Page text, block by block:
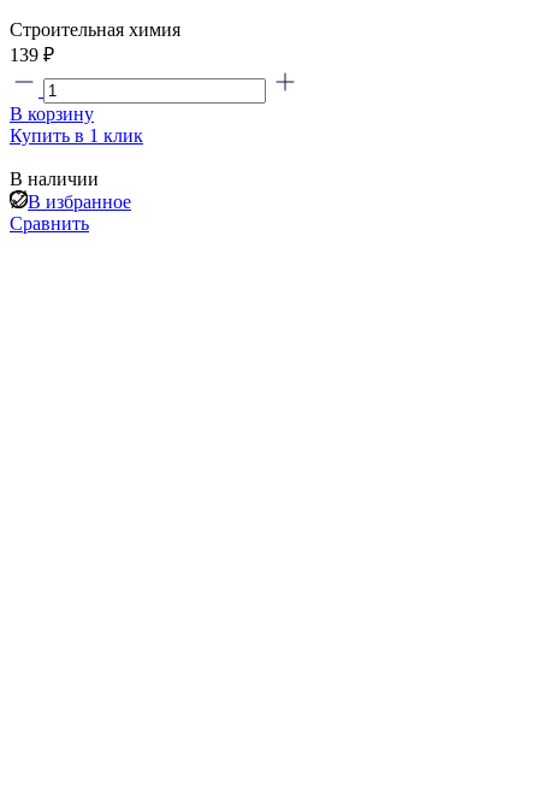
Строительная химия
139 ₽
В корзину
Купить в 1 клик
В наличии
В избранное
Сравнить